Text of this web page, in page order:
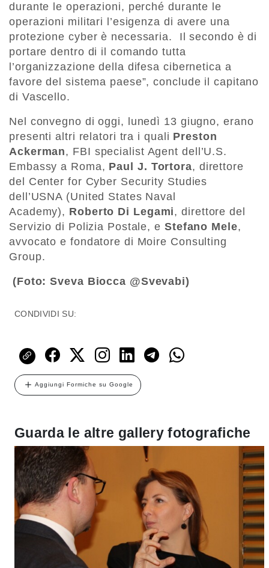
durante le operazioni, perché durante le
operazioni militari l’esigenza di avere una
protezione cyber è necessaria. Il secondo è di
portare dentro di il comando tutta
l’organizzazione della difesa cibernetica a
favore del sistema paese”, conclude il capitano
di Vascello.
Nel convegno di oggi, lunedì 13 giugno, erano
presenti altri relatori tra i quali Preston
Ackerman, FBI specialist Agent dell’U.S.
Embassy a Roma, Paul J. Tortora, direttore
del Center for Cyber Security Studies
dell’USNA (United States Naval
Academy), Roberto Di Legami, direttore del
Servizio di Polizia Postale, e Stefano Mele,
avvocato e fondatore di Moire Consulting
Group.
(Foto: Sveva Biocca @Svevabi)
CONDIVIDI SU:
Aggiungi Formiche su Google
Guarda le altre gallery fotografiche